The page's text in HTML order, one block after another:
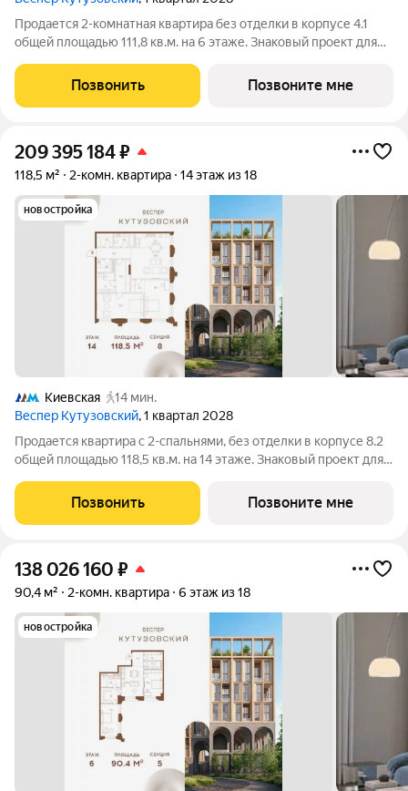
Продается 2-комнатная квартира без отделки в корпусе 4.1
общей площадью 111,8 кв.м. на 6 этаже. Знаковый проект для
площадью 3,7 га расположен на Кутузовском проспекте и
воплощает новую
Позвонить Позвоните мне
209 395 184₽
118,5 м² 2-комн. квартира 14 этаж из 18
новостройка
Киевская
14 мин.
Веспер Кутузовский, 1 квартал 2028
Продается квартира с 2-спальнями, без отделки в корпусе 8.2
общей площадью 118,5 кв.м. на 14 этаже. Знаковый проект для
площадью 3,7 га расположен на Кутузовском проспекте и
воплощает новую
Позвонить Позвоните мне
138 026 160 ₽
90,4 м² 2-комн. квартира 6 этаж из 18
новостройка